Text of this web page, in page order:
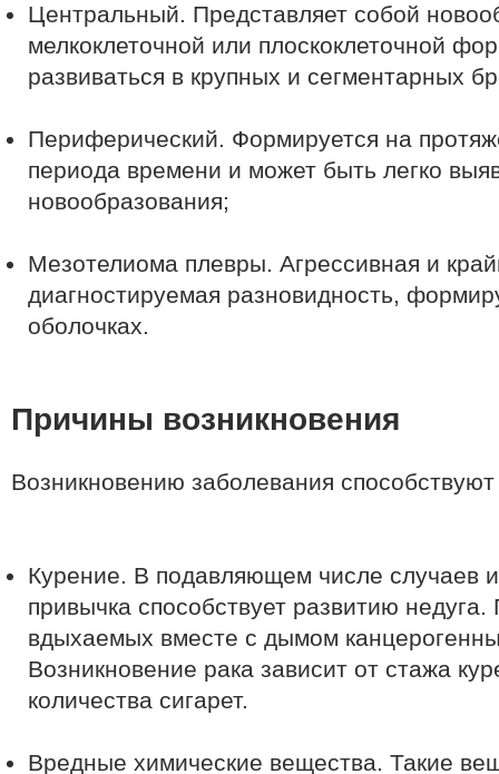
Центральный. Представляет собой
мелкоклеточной или плоскоклеточной
развиваться в крупных и сегментарных
Периферический. Формируется на
периода времени и может быть легко
новообразования;
Мезотелиома плевры. Агрессивная и
диагностируемая разновидность,
оболочках.
Причины возникновения
Возникновению заболевания
Курение. В подавляющем числе случаев
привычка способствует развитию недуга.
вдыхаемых вместе с дымом
Возникновение рака зависит от стажа
количества сигарет.
Вредные химические вещества. Такие